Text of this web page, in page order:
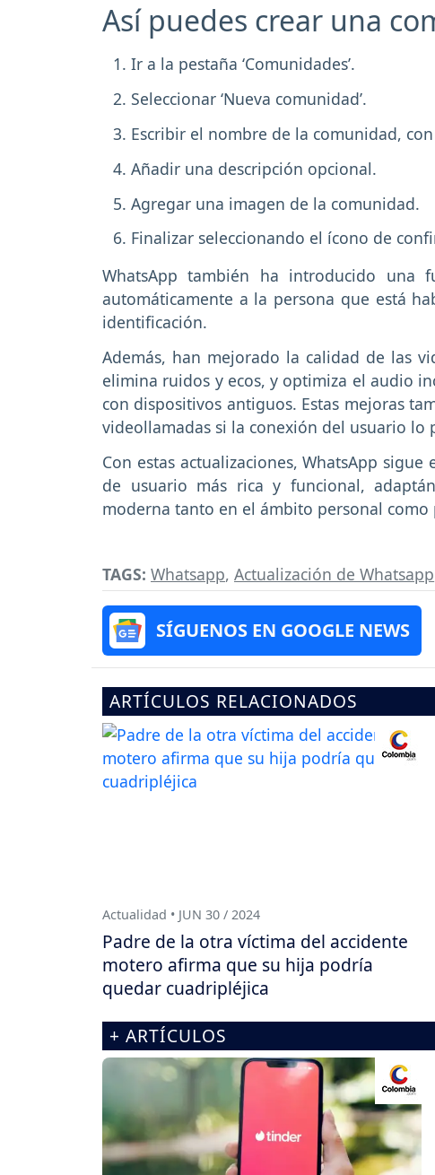
Así puedes crear una
Ir a la pestaña ‘Comunidades’.
Seleccionar ‘Nueva comunidad’.
Escribir el nombre de la comunidad,
Añadir una descripción opcional.
Agregar una imagen de la comunidad.
Finalizar seleccionando el ícono de
WhatsApp también ha introducido una
automáticamente a la persona que está
identificación.
Además, han mejorado la calidad de las
elimina ruidos y ecos, y optimiza el audio
con dispositivos antiguos. Estas mejoras
videollamadas si la conexión del usuario lo
Con estas actualizaciones, WhatsApp
de usuario más rica y funcional,
moderna tanto en el ámbito personal como
TAGS: Whatsapp, Actualización de Whatsapp
SÍGUENOS EN GOOGLE NEWS
ARTÍCULOS RELACIONADOS
Actualidad • JUN 30 / 2024
Padre de la otra víctima del accidente
motero afirma que su hija podría
quedar cuadripléjica
+ ARTÍCULOS